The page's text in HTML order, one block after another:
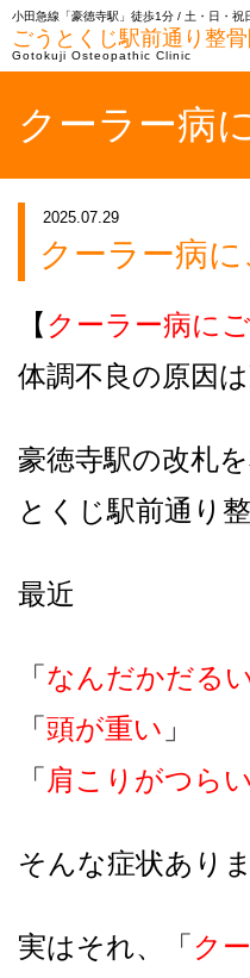
小田急線「豪徳寺駅」徒歩1分 / 土・日・祝
ごうとくじ駅前通り整
Gotokuji Osteopathic Clinic
クーラー病
2025.07.29
クーラー病
【 クーラー病に
体調不良の原因
豪徳寺駅の改札
とくじ駅前通り
最近
「 なんだかだる
「 頭が重い 」
「 肩こりがつらい
そんな症状あり
実はそれ、「 ク